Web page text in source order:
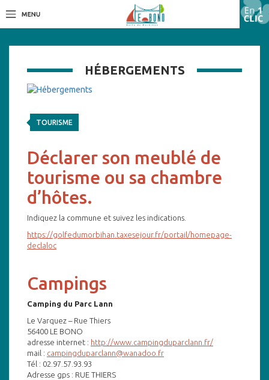
HÉBERGEMENTS
TOURISME
Déclarer son meublé de
tourisme ou sa chambre
d’hôtes.
Indiquez la commune et suivez les indications.
https://golfedumorbihan.taxesejour.fr/portail/homepage-
declaloc
Campings
Camping du Parc Lann
Le Varquez – Rue Thiers
56400 LE BONO
adresse internet : http://www.campingduparclann.fr/
mail : campingduparclann@wanadoo.fr
Tél : 02.97.57.93.93
Adresse gps : RUE THIERS